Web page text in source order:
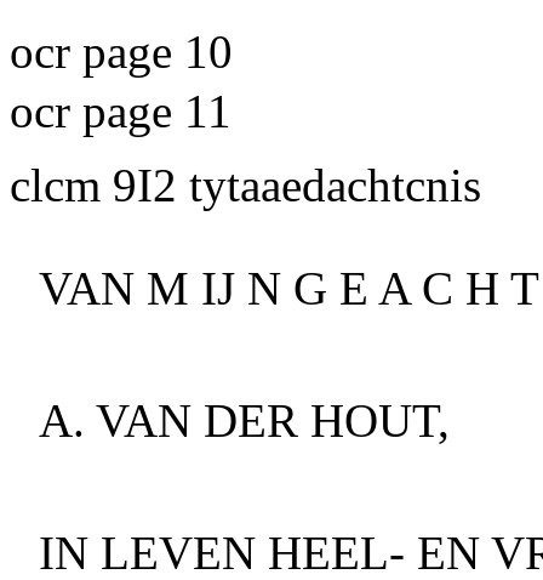
ocr page 10
ocr page 11
clcm 9I2 tytaaedachtcnis
VAN M IJ N G E A C H
A. VAN DER HOUT,
IN LEVEN HEEL- EN